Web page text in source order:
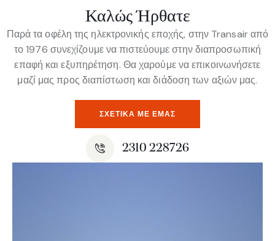
Καλώς Ήρθατε
Παρά τα οφέλη της ηλεκτρονικής εποχής, στην Transair από
το 1976 συνεχίζουμε να πιστεύουμε στην διαπροσωπική
επαφή και εξυπηρέτηση. Θα χαρούμε να επικοινωνήσετε
μαζί μας προς διαπίστωση και διάδοση των αξιών μας.
ΣΧΕΤΙΚΆ ΜΕ ΕΜΆΣ
2310 228726